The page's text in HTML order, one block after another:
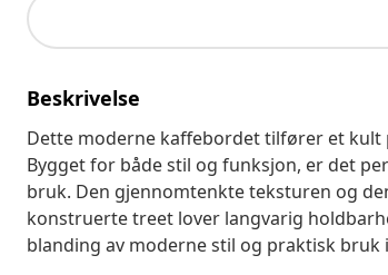
Beskrivelse
Dette moderne kaffebordet tilfører et kult
Bygget for både stil og funksjon, er det
bruk. Den gjennomtenkte teksturen og
konstruerte treet lover langvarig
blanding av moderne stil og praktisk bruk